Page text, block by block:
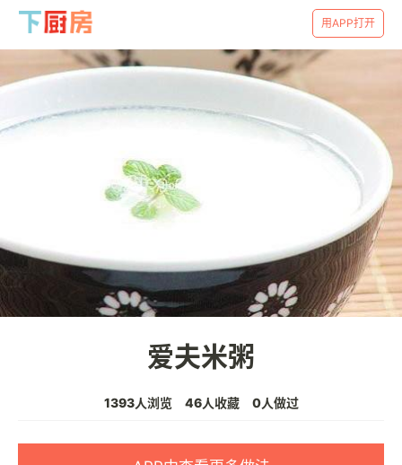
用APP打开
爱夫米粥
1393人浏览 46人收藏 0人做过